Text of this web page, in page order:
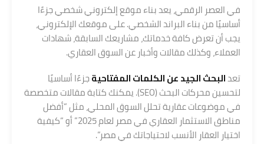
في العصر الرقمي، يعد بناء موقع إلكتروني شخصي جزءًا
أساسيًا من بناء البراند الشخصي. على موقعك الإلكتروني،
يجب أن تعرض كافة خدماتك، مشاريعك السابقة، شهادات
العملاء، وكذلك مقالات وأخبار عن السوق العقاري.
تعدالبحث الجيد عن الكلمات المفتاحيةجزءًا أساسيًا
لتحسين محركات البحث (SEO). يمكنك كتابة مقالات متخصصة
في موضوعات عقارية تحلل السوق المحلي، مثل “أفضل
مناطق الاستثمار العقاري في مصر لعام 2025” أو “كيفية
اختيار العقار الأنسب لاحتياجاتك في مصر”.